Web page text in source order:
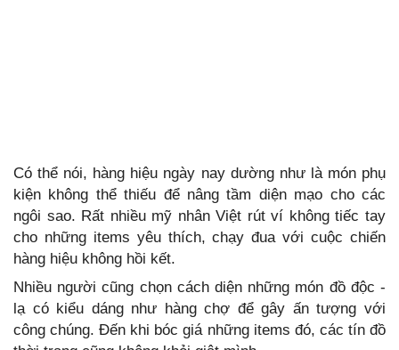
Có thể nói, hàng hiệu ngày nay dường như là món phụ
kiện không thể thiếu để nâng tầm diện mạo cho các
ngôi sao. Rất nhiều mỹ nhân Việt rút ví không tiếc tay
cho những items yêu thích, chạy đua với cuộc chiến
hàng hiệu không hồi kết.
Nhiều người cũng chọn cách diện những món đồ độc -
lạ có kiểu dáng như hàng chợ để gây ấn tượng với
công chúng. Đến khi bóc giá những items đó, các tín đồ